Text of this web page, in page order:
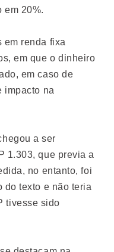
em 20%.
em renda fixa
em que o dinheiro
em caso de
impacto na
a ser
1.303, que previa a
no entanto, foi
do texto e não teria
tivesse sido